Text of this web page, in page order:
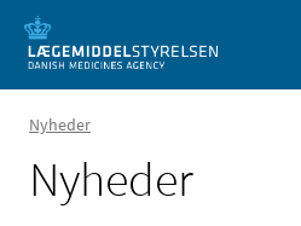
Nyheder
Nyheder